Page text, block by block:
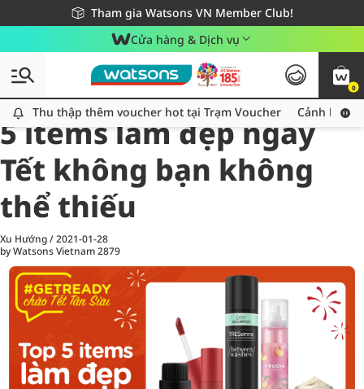
Tham gia Watsons VN Member Club!
Miễn phí giao hàng cho đơn hàng từ 249,000Đ
Giao hàng nhanh 24h - Áp dụng khu vực TP. Hồ Chí Minh
Cửa hàng & Dịch vụ
0
Thu thập thêm voucher hot tại Trạm Voucher
Thu thập thêm voucher hot tại Trạm Voucher Cảnh báo
All
Chăm Sóc Cá Nhân
5 items làm đẹp ngày
Tết không bạn không
thể thiếu
Xu Hướng/2021-01-28
by Watsons Vietnam2879